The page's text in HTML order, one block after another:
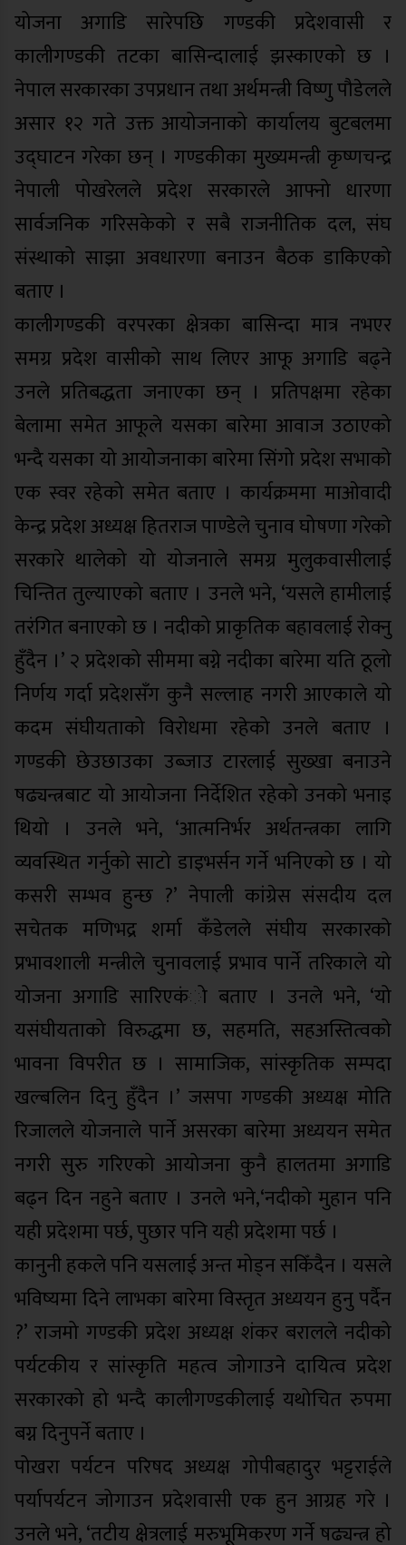
योजना अगाडि सारेपछि गण्डकी प्रदेशवासी र
कालीगण्डकी तटका बासिन्दालाई झस्काएको छ ।
नेपाल सरकारका उपप्रधान तथा अर्थमन्त्री विष्णु पौडेलले
असार १२ गते उक्त आयोजनाको कार्यालय बुटबलमा
उद्घाटन गरेका छन् । गण्डकीका मुख्यमन्त्री कृष्णचन्द्र
नेपाली पोखरेलले प्रदेश सरकारले आफ्नो धारणा
सार्वजनिक गरिसकेको र सबै राजनीतिक दल, संघ
संस्थाको साझा अवधारणा बनाउन बैठक डाकिएको
बताए ।
कालीगण्डकी वरपरका क्षेत्रका बासिन्दा मात्र नभएर
समग्र प्रदेश वासीको साथ लिएर आफू अगाडि बढ्ने
उनले प्रतिबद्धता जनाएका छन् । प्रतिपक्षमा रहेका
बेलामा समेत आफूले यसका बारेमा आवाज उठाएको
भन्दै यसका यो आयोजनाका बारेमा सिंगो प्रदेश सभाको
एक स्वर रहेको समेत बताए । कार्यक्रममा माओवादी
केन्द्र प्रदेश अध्यक्ष हितराज पाण्डेले चुनाव घोषणा गरेको
सरकारे थालेको यो योजनाले समग्र मुलुकवासीलाई
चिन्तित तुल्याएको बताए । उनले भने, ‘यसले हामीलाई
तरंगित बनाएको छ । नदीको प्राकृतिक बहावलाई रोक्नु
हुँदैन ।’ २ प्रदेशको सीममा बग्ने नदीका बारेमा यति ठूलो
निर्णय गर्दा प्रदेशसँग कुनै सल्लाह नगरी आएकाले यो
कदम संघीयताको विरोधमा रहेको उनले बताए ।
गण्डकी छेउछाउका उब्जाउ टारलाई सुख्खा बनाउने
षढ्यन्त्रबाट यो आयोजना निर्देशित रहेको उनको भनाइ
थियो । उनले भने, ‘आत्मनिर्भर अर्थतन्त्रका लागि
व्यवस्थित गर्नुको साटो डाइभर्सन गर्ने भनिएको छ । यो
कसरी सम्भव हुन्छ ?’ नेपाली कांग्रेस संसदीय दल
सचेतक मणिभद्र शर्मा कँडेलले संंघीय सरकारको
प्रभावशाली मन्त्रीले चुनावलाई प्रभाव पार्ने तरिकाले यो
योजना अगाडि सारिएकंो बताए । उनले भने, ‘यो
यसंघीयताको विरुद्धमा छ, सहमति, सहअस्तित्वको
भावना विपरीत छ । सामाजिक, सांस्कृतिक सम्पदा
खल्बलिन दिनु हुँदैन ।’ जसपा गण्डकी अध्यक्ष मोति
रिजालले योजनाले पार्ने असरका बारेमा अध्ययन समेत
नगरी सुरु गरिएको आयोजना कुनै हालतमा अगाडि
बढ्न दिन नहुने बताए । उनले भने,‘नदीको मुहान पनि
यही प्रदेशमा पर्छ, पुछार पनि यही प्रदेशमा पर्छ ।
कानुनी हकले पनि यसलाई अन्त मोड्न सकिँदैन । यसले
भविष्यमा दिने लाभका बारेमा विस्तृत अध्ययन हुनु पर्दैन
?’ राजमो गण्डकी प्रदेश अध्यक्ष शंकर बरालले नदीको
पर्यटकीय र सांस्कृति महत्व जोगाउने दायित्व प्रदेश
सरकारको हो भन्दै कालीगण्डकीलाई यथोचित रुपमा
बग्न दिनुपर्ने बताए ।
पोखरा पर्यटन परिषद अध्यक्ष गोपीबहादुर भट्टराईले
पर्यापर्यटन जोगाउन प्रदेशवासी एक हुन आग्रह गरे ।
उनले भने, ‘तटीय क्षेत्रलाई मरुभूमिकरण गर्ने षढ्यन्त्र हो